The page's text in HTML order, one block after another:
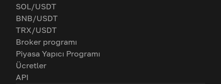
SOL/USDT
BNB/USDT
TRX/USDT
Broker programı
Piyasa Yapıcı Programı
Ücretler
API